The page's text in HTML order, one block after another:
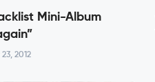
Mini-Album
2012